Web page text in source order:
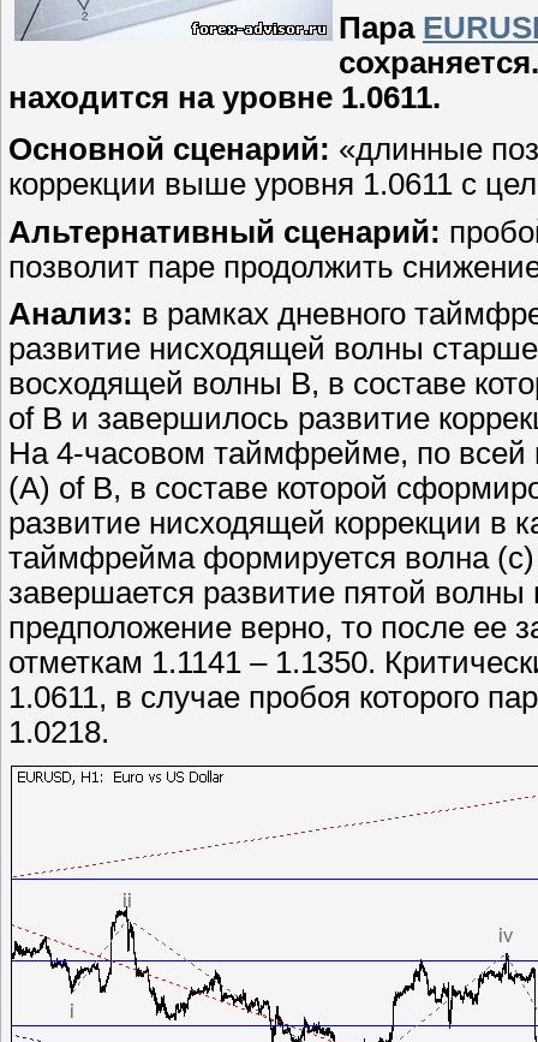
Пара
находится на уровне 1.0611.
Основной сценарий: «длинные
коррекции выше уровня 1.0611 с
Альтернативный сценарий:
позволит паре продолжить
Анализ: в рамках дневного
развитие нисходящей волны
восходящей волны В, в составе
of B и завершилось развитие
На 4-часовом таймфрейме, по всей
(A) of B, в составе которой
развитие нисходящей коррекции в
таймфрейма формируется волна (c)
завершается развитие пятой
предположение верно, то после ее
отметкам 1.1141 – 1.1350.
1.0611, в случае пробоя которого
1.0218.